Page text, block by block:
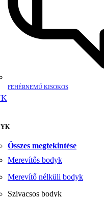
FEHÉRNEMŰ KISOKOS
Összes megtekintése
Merevítős bodyk
Merevítő nélküli bodyk
Szivacsos bodyk